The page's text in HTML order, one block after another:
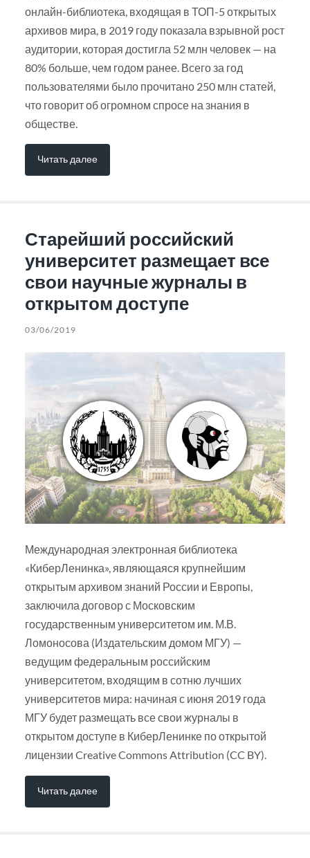
онлайн-библиотека, входящая в ТОП-5 открытых
архивов мира, в 2019 году показала взрывной рост
аудитории, которая достигла 52 млн человек — на
80% больше, чем годом ранее. Всего за год
пользователями было прочитано 250 млн статей,
что говорит об огромном спросе на знания в
обществе.
Читать далее
Старейший российский
университет размещает все
свои научные журналы в
открытом доступе
03/06/2019
Международная электронная библиотека
«КиберЛенинка», являющаяся крупнейшим
открытым архивом знаний России и Европы,
заключила договор с Московским
государственным университетом им. М.В.
Ломоносова (Издательским домом МГУ) —
ведущим федеральным российским
университетом, входящим в сотню лучших
университетов мира: начиная с июня 2019 года
МГУ будет размещать все свои журналы в
открытом доступе в КиберЛенинке по открытой
лицензии Creative Commons Attribution (CC BY).
Читать далее